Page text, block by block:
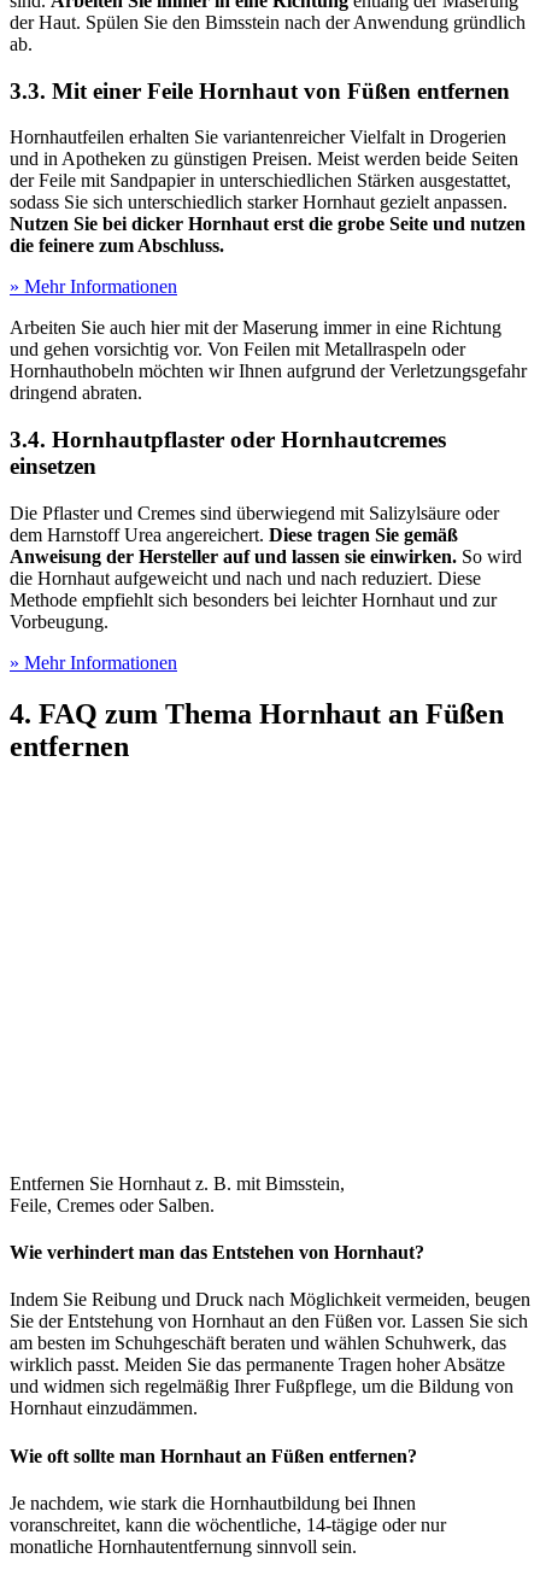
der Haut. Spülen Sie den Bimsstein nach der Anwendung gründlich
ab.
3.3. Mit einer Feile Hornhaut von Füßen entfernen
Hornhautfeilen erhalten Sie variantenreicher Vielfalt in Drogerien
und in Apotheken zu günstigen Preisen. Meist werden beide Seiten
der Feile mit Sandpapier in unterschiedlichen Stärken ausgestattet,
sodass Sie sich unterschiedlich starker Hornhaut gezielt anpassen.
Nutzen Sie bei dicker Hornhaut erst die grobe Seite und nutzen
die feinere zum Abschluss.
» Mehr Informationen
Arbeiten Sie auch hier mit der Maserung immer in eine Richtung
und gehen vorsichtig vor. Von Feilen mit Metallraspeln oder
Hornhauthobeln möchten wir Ihnen aufgrund der Verletzungsgefahr
dringend abraten.
3.4. Hornhautpflaster oder Hornhautcremes
einsetzen
Die Pflaster und Cremes sind überwiegend mit Salizylsäure oder
dem Harnstoff Urea angereichert. Diese tragen Sie gemäß
Anweisung der Hersteller auf und lassen sie einwirken. So wird
die Hornhaut aufgeweicht und nach und nach reduziert. Diese
Methode empfiehlt sich besonders bei leichter Hornhaut und zur
Vorbeugung.
» Mehr Informationen
4. FAQ zum Thema Hornhaut an Füßen
entfernen
Entfernen Sie Hornhaut z. B. mit Bimsstein,
Feile, Cremes oder Salben.
Wie verhindert man das Entstehen von Hornhaut?
Indem Sie Reibung und Druck nach Möglichkeit vermeiden, beugen
Sie der Entstehung von Hornhaut an den Füßen vor. Lassen Sie sich
am besten im Schuhgeschäft beraten und wählen Schuhwerk, das
wirklich passt. Meiden Sie das permanente Tragen hoher Absätze
und widmen sich regelmäßig Ihrer Fußpflege, um die Bildung von
Hornhaut einzudämmen.
Wie oft sollte man Hornhaut an Füßen entfernen?
Je nachdem, wie stark die Hornhautbildung bei Ihnen
voranschreitet, kann die wöchentliche, 14-tägige oder nur
monatliche Hornhautentfernung sinnvoll sein.